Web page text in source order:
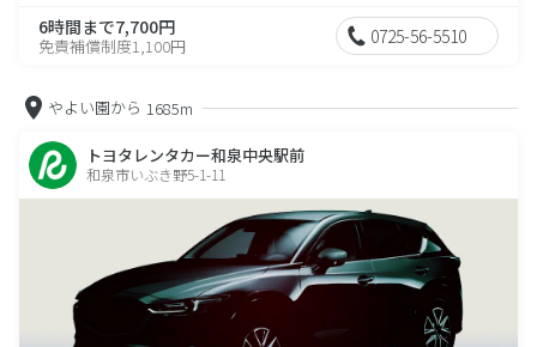
6時間まで7,700円
免責補償制度1,100円 0725-56-5510
やよい園から 1685m
トヨタレンタカー和泉中央駅前
和泉市いぶき野5-1-11